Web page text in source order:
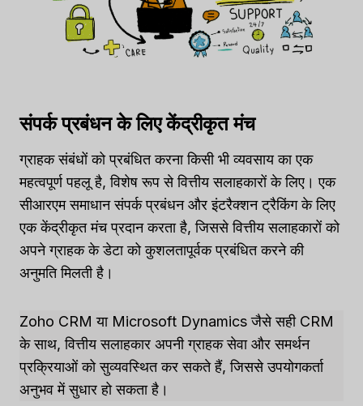
संपर्क प्रबंधन के लिए केंद्रीकृत मंच
ग्राहक संबंधों को प्रबंधित करना किसी भी व्यवसाय का एक
महत्वपूर्ण पहलू है, विशेष रूप से वित्तीय सलाहकारों के लिए। एक
सीआरएम समाधान संपर्क प्रबंधन और इंटरैक्शन ट्रैकिंग के लिए
एक केंद्रीकृत मंच प्रदान करता है, जिससे वित्तीय सलाहकारों को
अपने ग्राहक के डेटा को कुशलतापूर्वक प्रबंधित करने की
अनुमति मिलती है।
Zoho CRM या Microsoft Dynamics जैसे सही CRM
के साथ, वित्तीय सलाहकार अपनी ग्राहक सेवा और समर्थन
प्रक्रियाओं को सुव्यवस्थित कर सकते हैं, जिससे उपयोगकर्ता
अनुभव में सुधार हो सकता है।